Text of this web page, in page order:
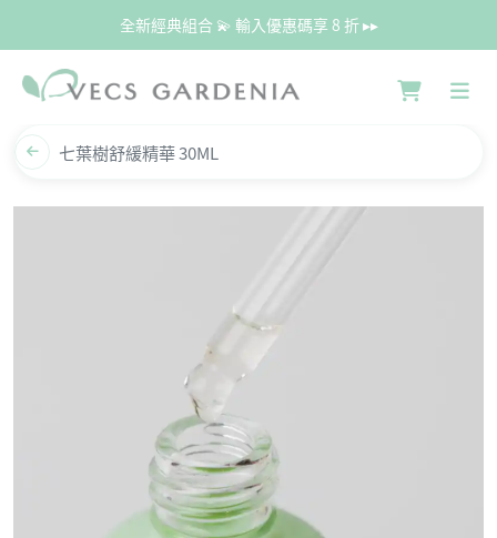
全新經典組合 💫 輸入優惠碼享 8 折 ▸▸
七葉樹舒緩精華 30ML